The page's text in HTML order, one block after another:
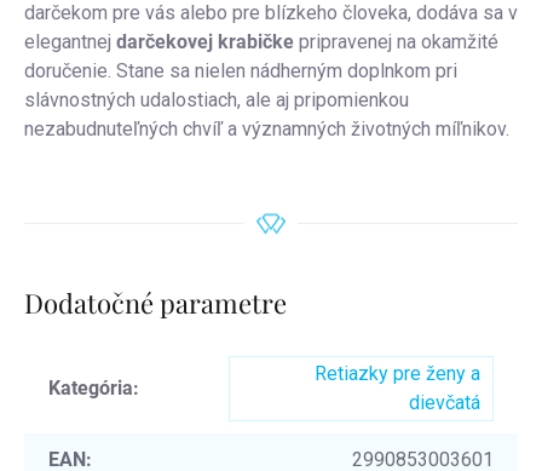
darčekom pre vás alebo pre blízkeho človeka, dodáva sa v
elegantnej darčekovej krabičke pripravenej na okamžité
doručenie. Stane sa nielen nádherným doplnkom pri
slávnostných udalostiach, ale aj pripomienkou
nezabudnuteľných chvíľ a významných životných míľnikov.
Dodatočné parametre
Kategória:
Retiazky pre ženy a
dievčatá
EAN: 2990853003601